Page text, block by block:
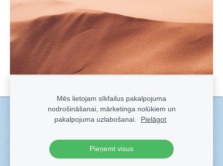
Sīkdatnes
Veidots arSadarbe- labo mājas lapu ģeneratoru.
Mēs lietojam sīkfailus pakalpojuma
nodrošināšanai, mārketinga nolūkiem un
pakalpojuma uzlabošanai.
Pielāgot
Pieņemt visus